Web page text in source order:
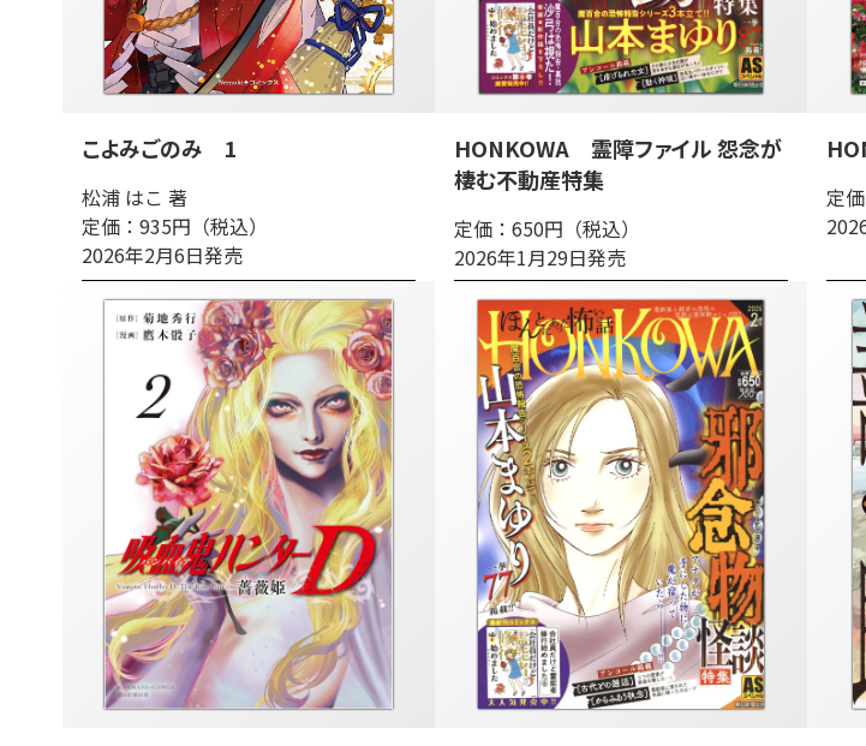
こよみごのみ 1
松浦 はこ 著
定価：935円（税込）
2026年2月6日発売
HONKOWA 霊障ファイル 怨念が
棲む不動産特集
定価：650円（税込）
2026年1月29日発売
定